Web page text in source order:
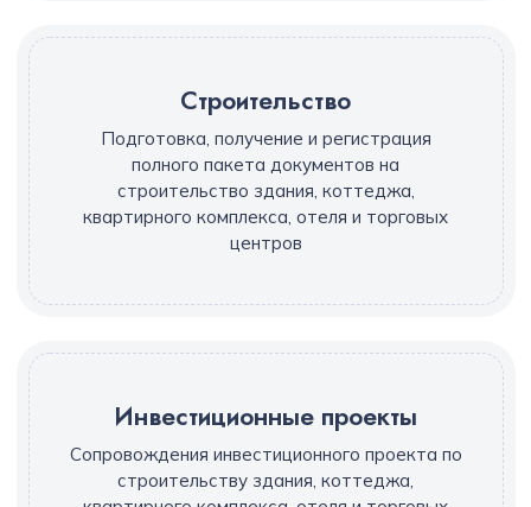
Cтроительство
Подготовка, получение и регистрация
полного пакета документов на
строительство здания, коттеджа,
квартирного комплекса, отеля и торговых
центров
Инвестиционные проекты
Сопровождения инвестиционного проекта по
строительству здания, коттеджа,